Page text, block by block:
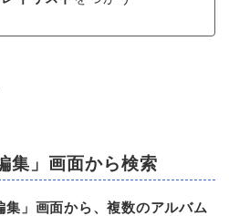
集」画面から検索
集」画面から、複数のアルバム